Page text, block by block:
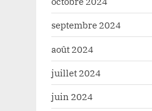
septembre 2024
août 2024
juillet 2024
juin 2024